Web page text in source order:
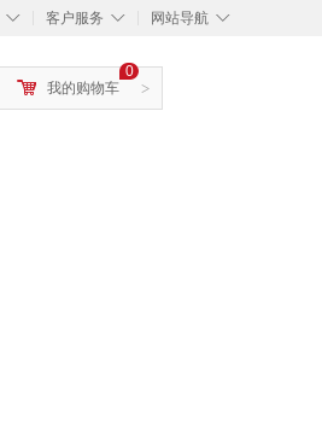
◇ ◇
客户服务 ◇
网站导航
>
0
我的购物车